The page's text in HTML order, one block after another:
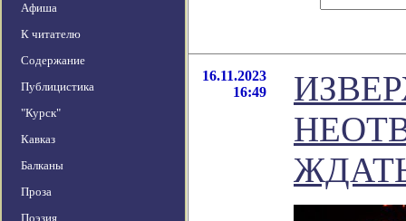
Афиша
К читателю
Содержание
Публицистика
"Курск"
Кавказ
Балканы
Проза
Поэзия
16.11.2023
16:49